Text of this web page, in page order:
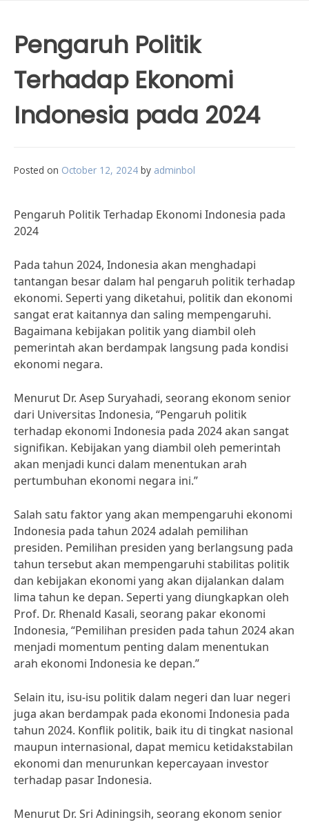
Pengaruh Politik
Terhadap Ekonomi
Indonesia pada 2024
Posted on October 12, 2024 by adminbol
Pengaruh Politik Terhadap Ekonomi Indonesia pada
2024
Pada tahun 2024, Indonesia akan menghadapi
tantangan besar dalam hal pengaruh politik terhadap
ekonomi. Seperti yang diketahui, politik dan ekonomi
sangat erat kaitannya dan saling mempengaruhi.
Bagaimana kebijakan politik yang diambil oleh
pemerintah akan berdampak langsung pada kondisi
ekonomi negara.
Menurut Dr. Asep Suryahadi, seorang ekonom senior
dari Universitas Indonesia, “Pengaruh politik
terhadap ekonomi Indonesia pada 2024 akan sangat
signifikan. Kebijakan yang diambil oleh pemerintah
akan menjadi kunci dalam menentukan arah
pertumbuhan ekonomi negara ini.”
Salah satu faktor yang akan mempengaruhi ekonomi
Indonesia pada tahun 2024 adalah pemilihan
presiden. Pemilihan presiden yang berlangsung pada
tahun tersebut akan mempengaruhi stabilitas politik
dan kebijakan ekonomi yang akan dijalankan dalam
lima tahun ke depan. Seperti yang diungkapkan oleh
Prof. Dr. Rhenald Kasali, seorang pakar ekonomi
Indonesia, “Pemilihan presiden pada tahun 2024 akan
menjadi momentum penting dalam menentukan
arah ekonomi Indonesia ke depan.”
Selain itu, isu-isu politik dalam negeri dan luar negeri
juga akan berdampak pada ekonomi Indonesia pada
tahun 2024. Konflik politik, baik itu di tingkat nasional
maupun internasional, dapat memicu ketidakstabilan
ekonomi dan menurunkan kepercayaan investor
terhadap pasar Indonesia.
Menurut Dr. Sri Adiningsih, seorang ekonom senior